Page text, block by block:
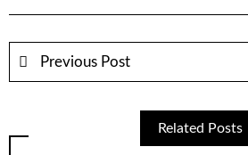
Previous Post
Related Posts